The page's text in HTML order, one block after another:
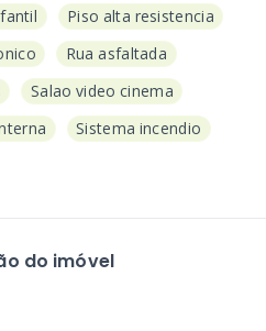
Piso alta resistencia
Rua asfaltada
Salao video cinema
Sistema incendio
do imóvel